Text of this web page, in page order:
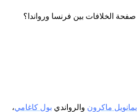
إيمانويل ماكرون والرواندي بول كاغامي،